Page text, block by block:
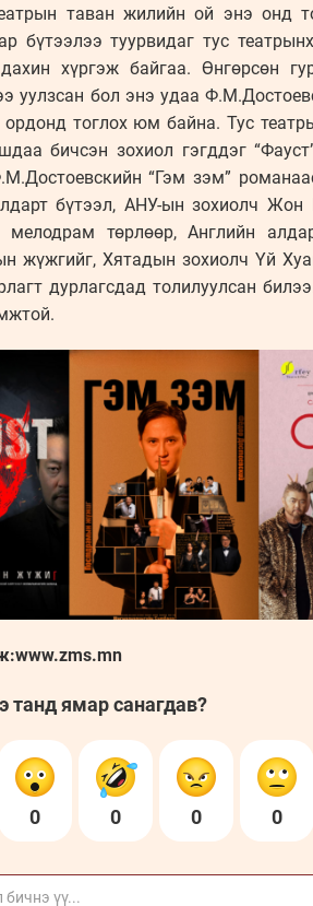
таван жилийн ой энэ онд
бүтээлээ туурвидаг тус
хүргэж байгаа. Өнгөрсөн
уулзсан бол энэ удаа
ордонд тоглох юм байна. Тус
бичсэн зохиол гэгддэг
“Гэм зэм”
бүтээл, АНУ-ын зохиолч Жон
мелодрам төрлөөр, Английн
жүжгийг, Хятадын зохиолч Үй
дурлагсдад толилуулсан
танд ямар санагдав?
0 0 0 0